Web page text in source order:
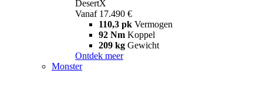
DesertX
Vanaf 17.490 €
110,3 pk Vermogen
92 Nm Koppel
209 kg Gewicht
Ontdek meer
Monster